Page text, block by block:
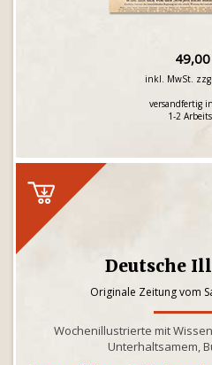
inkl. MwSt.
versandfertig
1-2
Deutsche
Originale Zeitung vom
Wochenillustrierte mit
Unterhaltsamem,